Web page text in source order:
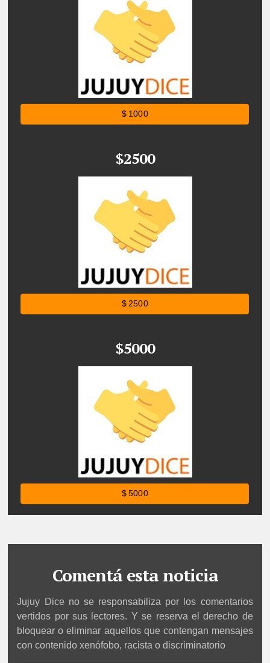
$ 1000
$2500
$ 2500
$5000
$ 5000
Comentá esta noticia
Jujuy Dice no se responsabiliza por los comentarios
vertidos por sus lectores. Y se reserva el derecho de
bloquear o eliminar aquellos que contengan mensajes
con contenido xenófobo, racista o discriminatorio